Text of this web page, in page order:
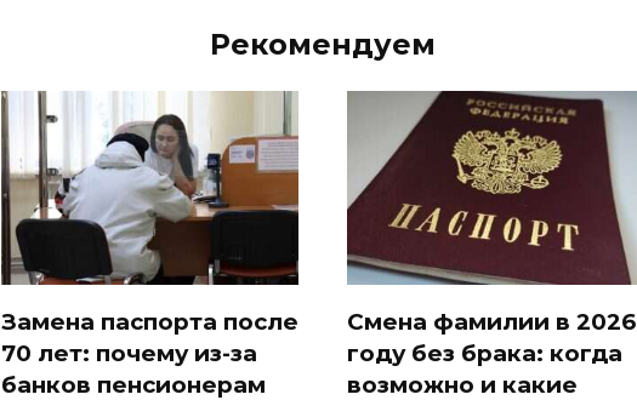
Рекомендуем
Замена паспорта после
70 лет: почему из-за
банков пенсионерам
Смена фамилии в 2026
году без брака: когда
возможно и какие